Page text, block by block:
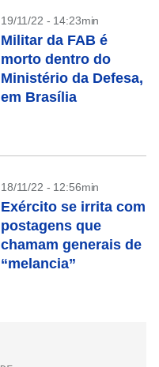
19/11/22 - 14:23min
Militar da FAB é
morto dentro do
Ministério da Defesa,
em Brasília
18/11/22 - 12:56min
Exército se irrita com
postagens que
chamam generais de
“melancia”